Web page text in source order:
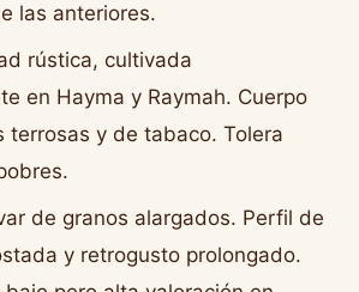
las anteriores.
rústica, cultivada
en Hayma y Raymah. Cuerpo
terrosas y de tabaco. Tolera
de granos alargados. Perfil de
y retrogusto prolongado.